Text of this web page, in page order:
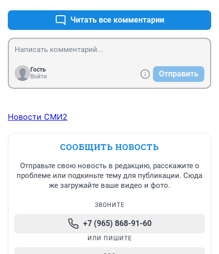
Читать все комментарии
Гость
Войти
Отправить
Новости СМИ2
СООБЩИТЬ НОВОСТЬ
Отправьте свою новость в редакцию, расскажите о
проблеме или подкиньте тему для публикации. Сюда
же загружайте ваше видео и фото.
ЗВОНИТЕ
+7 (965) 868-91-60
ИЛИ ПИШИТЕ